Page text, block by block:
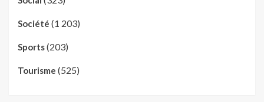
Société (1 203)
Sports(203)
Tourisme (525)